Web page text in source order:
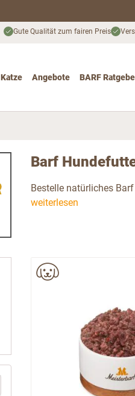
Gute Qualität zum fairen Preis
Katze
Angebote
BARF
Barf
Bestelle natürliches
weiterlesen